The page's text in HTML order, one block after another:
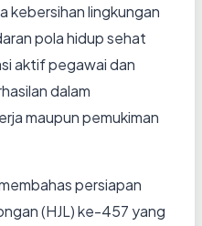
kebersihan lingkungan
pola hidup sehat
aktif pegawai dan
dalam
maupun pemukiman
persiapan
(HJL) ke-457 yang